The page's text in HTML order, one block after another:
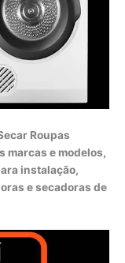
Roupas
marcas e modelos,
instalação,
e secadoras de